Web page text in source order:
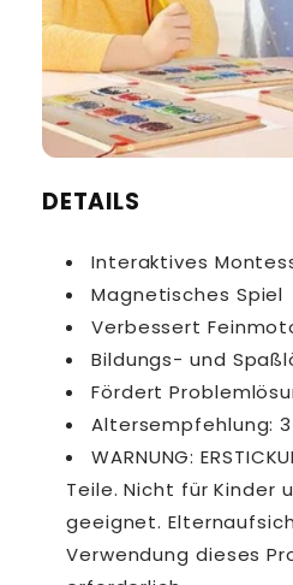
DETAILS
Interaktives
Magnetisches Spiel
Verbessert
Bildungs- und
Fördert
Altersempfehlung:
WARNUNG:
Teile. Nicht für Kinder
geeignet.
Verwendung dieses